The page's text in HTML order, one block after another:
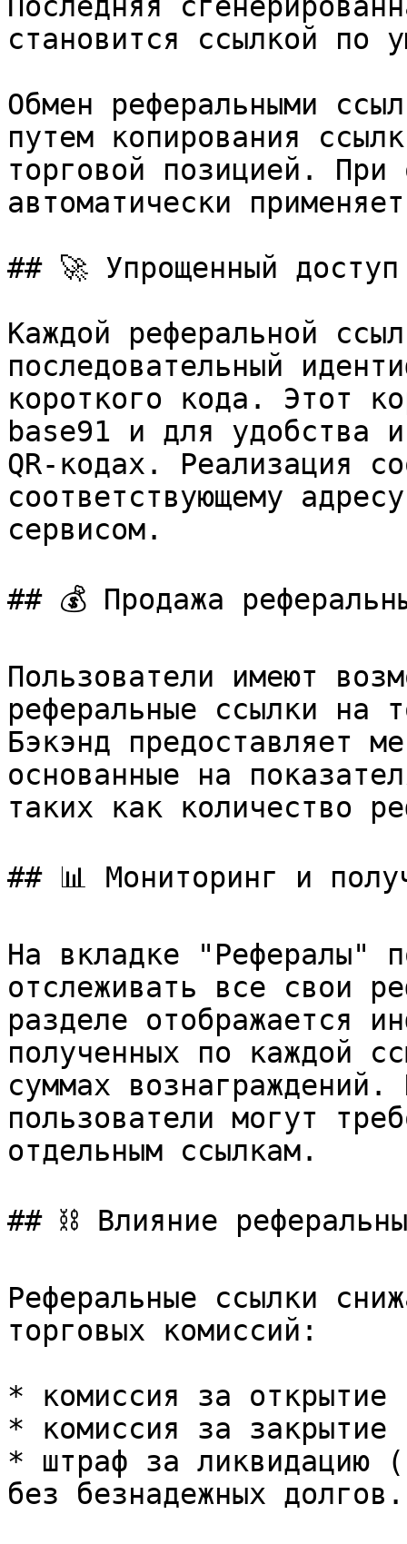
становится ссылкой по
Обмен реферальными
путем копирования
торговой позицией. При
автоматически
## 🚀 Упрощенный
Каждой реферальной
последовательный
короткого кода. Этот
base91 и для удобства
QR-кодах. Реализация
соответствующему
сервисом.
## 💰 Продажа
Пользователи имеют
реферальные ссылки на
Бэкэнд предоставляет
основанные на
таких как количество
## 📊 Мониторинг и
На вкладке "Рефералы"
отслеживать все свои
разделе отображается
полученных по каждой
суммах вознаграждений.
пользователи могут
отдельным ссылкам.
## ⛓️ Влияние
Реферальные ссылки
торговых комиссий:
* комиссия за открытие
* комиссия за закрытие
* штраф за ликвидацию